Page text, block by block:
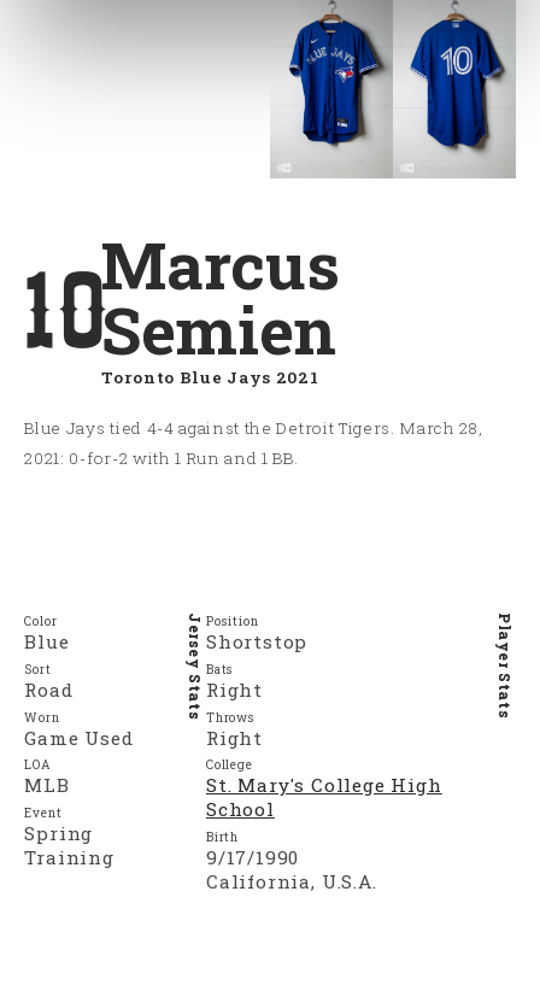
10Marcus
Semien
Toronto Blue Jays 2021
Blue Jays tied 4-4 against the Detroit Tigers. March 28,
2021: 0-for-2 with 1 Run and 1 BB.
Jersey Stats
Color
Blue
Sort
Road
Worn
Game Used
LOA
MLB
Event
Spring
Training
Player Stats
Position
Shortstop
Bats
Right
Throws
Right
College
St. Mary's College High
School
Birth
9/17/1990
California, U.S.A.